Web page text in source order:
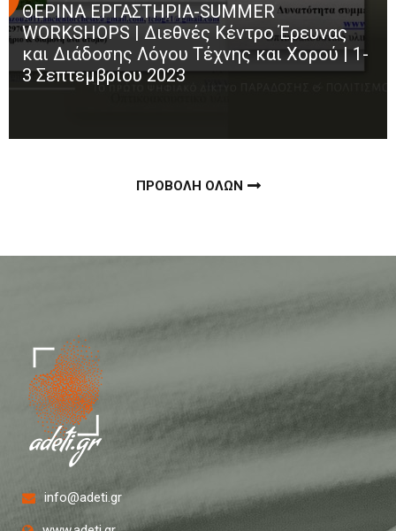
ΘΕΡΙΝΑ ΕΡΓΑΣΤΗΡΙΑ-SUMMER
WORKSHOPS | Διεθνές Κέντρο Έρευνας
και Διάδοσης Λόγου Τέχνης και Χορού | 1-
3 Σεπτεμβρίου 2023
ΠΡΟΒΟΛΗ ΟΛΩΝ
info@adeti.gr